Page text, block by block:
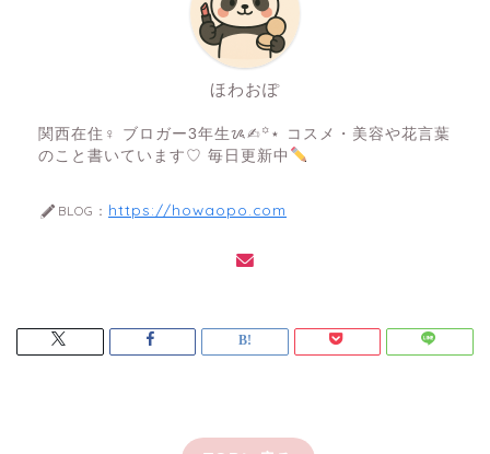
ほわおぽ
関西在住♀ ブロガー3年生ᝰ✍︎꙳⋆ コスメ・美容や花言葉
のこと書いています♡ 毎日更新中
BLOG： https://howaopo.com